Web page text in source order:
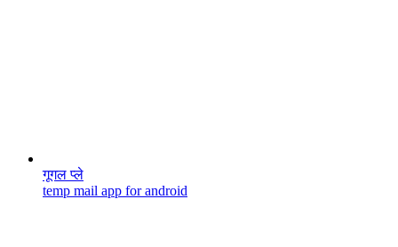
गूगल प्ले
temp mail app for android